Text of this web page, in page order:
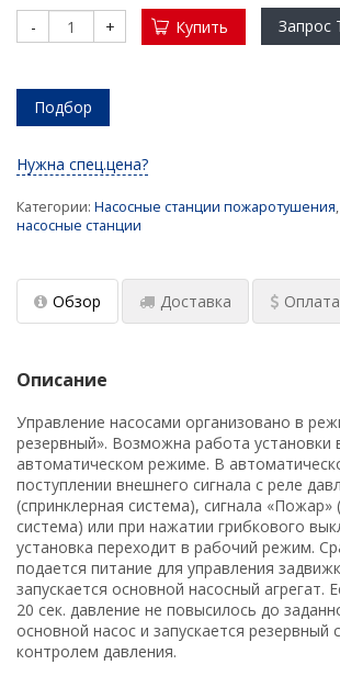
(установки)
Мембранные расширительные баки:
многоквартирного дома и здания
​ Промышленные насосные станции с
резервуарами
промышленного электрического
водонагревателя
Заглубленные насосные станции
пожаротушения
Водонагреватели для стадионов и
Промышленный водонагреватель
Промышленные водонагреватели
многоквартирных домов
- + Купить Запрос
Подбор
Нужна спец.цена?
Категории: Насосные станции пожаротушения,
насосные станции
Обзор Доставка Оплата
Описание
Управление насосами организовано в
резервный». Возможна работа установки
автоматическом режиме. В
поступлении внешнего сигнала с реле
(спринклерная система), сигнала «Пожар»
система) или при нажатии грибкового
установка переходит в рабочий режим.
подается питание для управления
запускается основной насосный агрегат.
20 сек. давление не повысилось до
основной насос и запускается
контролем давления.